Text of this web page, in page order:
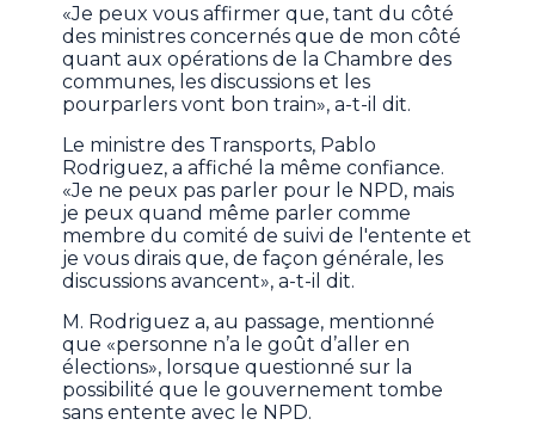
«Je peux vous affirmer que, tant du côté
des ministres concernés que de mon côté
quant aux opérations de la Chambre des
communes, les discussions et les
pourparlers vont bon train», a-t-il dit.
Le ministre des Transports, Pablo
Rodriguez, a affiché la même confiance.
«Je ne peux pas parler pour le NPD, mais
je peux quand même parler comme
membre du comité de suivi de l'entente et
je vous dirais que, de façon générale, les
discussions avancent», a-t-il dit.
M. Rodriguez a, au passage, mentionné
que «personne n’a le goût d’aller en
élections», lorsque questionné sur la
possibilité que le gouvernement tombe
sans entente avec le NPD.